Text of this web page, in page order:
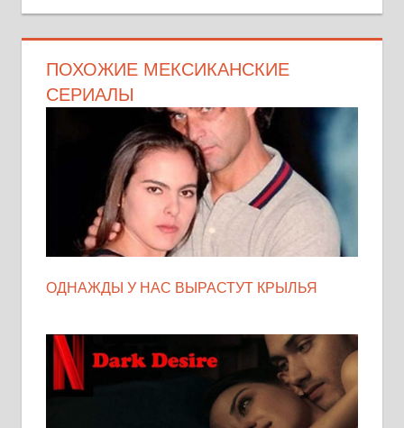
ПОХОЖИЕ МЕКСИКАНСКИЕ
СЕРИАЛЫ
ОДНАЖДЫ У НАС ВЫРАСТУТ КРЫЛЬЯ